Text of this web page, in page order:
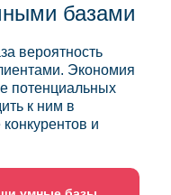
базами
вероятность
Экономия
потенциальных
к ним в
и